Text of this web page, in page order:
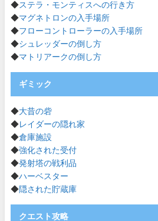
◆ステラ・モンティスへの行き方
◆マグネトロンの入手場所
◆フローコントローラーの入手場所
◆シュレッダーの倒し方
◆マトリアークの倒し方
ギミック
◆大昔の砦
◆レイダーの隠れ家
◆倉庫施設
◆強化された受付
◆発射塔の戦利品
◆ハーベスター
◆隠された貯蔵庫
クエスト攻略